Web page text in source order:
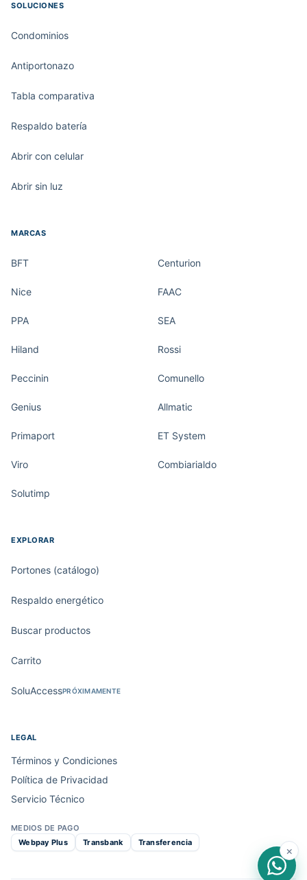
SOLUCIONES
Condominios
Antiportonazo
Tabla comparativa
Respaldo batería
Abrir con celular
Abrir sin luz
MARCAS
BFT Centurion
Nice FAAC
PPA SEA
Hiland Rossi
Peccinin Comunello
Genius Allmatic
Primaport ET System
Viro Combiarialdo
Solutimp
EXPLORAR
Portones (catálogo)
Respaldo energético
Buscar productos
Carrito
SoluAccessPRÓXIMAMENTE
LEGAL
Términos y Condiciones
Política de Privacidad
Servicio Técnico
MEDIOS DE PAGO
Webpay Plus
Transbank Transferencia
×